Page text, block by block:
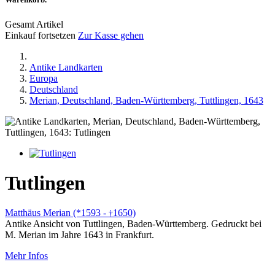
Gesamt Artikel
Einkauf fortsetzen Zur Kasse gehen
Antike Landkarten
Europa
Deutschland
Merian, Deutschland, Baden-Württemberg, Tuttlingen, 1643
Tutlingen
Matthäus Merian (*1593 - †1650)
Antike Ansicht von Tuttlingen, Baden-Württemberg. Gedruckt bei
M. Merian im Jahre 1643 in Frankfurt.
Mehr Infos